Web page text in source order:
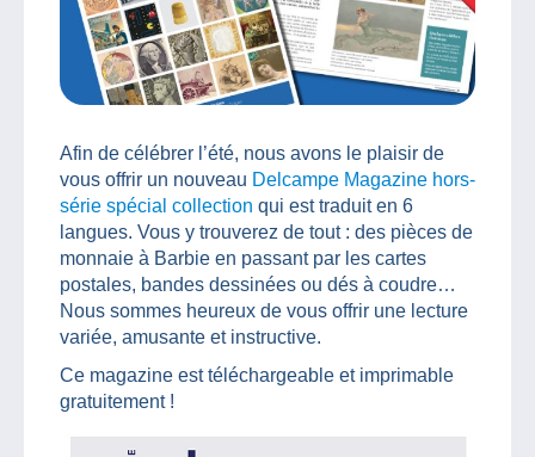
Afin de célébrer l’été, nous avons le plaisir de
vous offrir un nouveau Delcampe Magazine hors-
série spécial collection qui est traduit en 6
langues. Vous y trouverez de tout : des pièces de
monnaie à Barbie en passant par les cartes
postales, bandes dessinées ou dés à coudre…
Nous sommes heureux de vous offrir une lecture
variée, amusante et instructive.
Ce magazine est téléchargeable et imprimable
gratuitement !